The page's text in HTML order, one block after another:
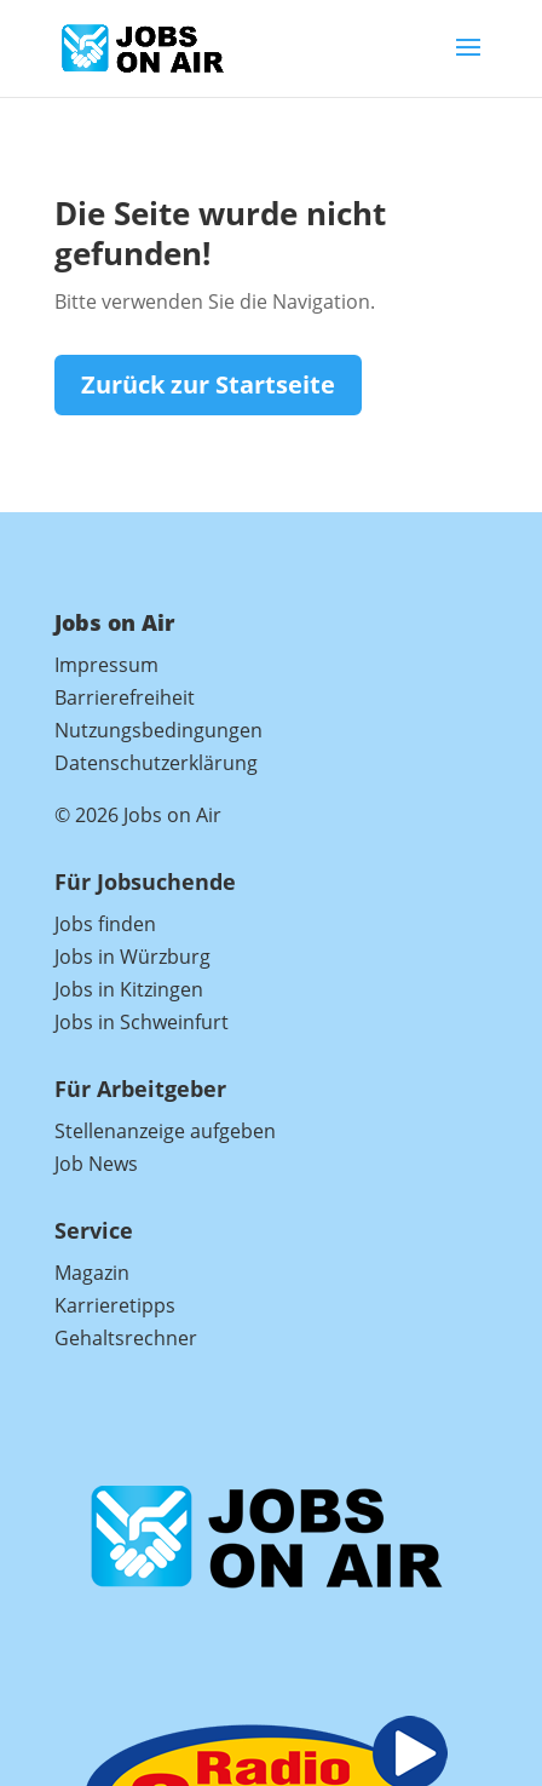
Die Seite wurde nicht
gefunden!
Bitte verwenden Sie die Navigation.
Zurück zur Startseite
Jobs on Air
Impressum
Barrierefreiheit
Nutzungsbedingungen
Datenschutzerklärung
© 2026 Jobs on Air
Für Jobsuchende
Jobs finden
Jobs in Würzburg
Jobs in Kitzingen
Jobs in Schweinfurt
Für Arbeitgeber
Stellenanzeige aufgeben
Job News
Service
Magazin
Karrieretipps
Gehaltsrechner